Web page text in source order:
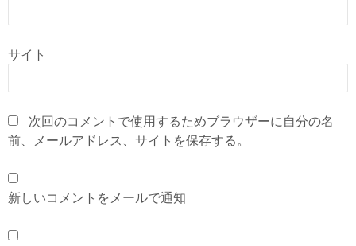
サイト
次回のコメントで使用するためブラウザーに自分の名
前、メールアドレス、サイトを保存する。
新しいコメントをメールで通知